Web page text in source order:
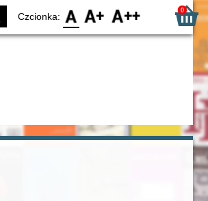
Czcionka: F0 F1 F2 0